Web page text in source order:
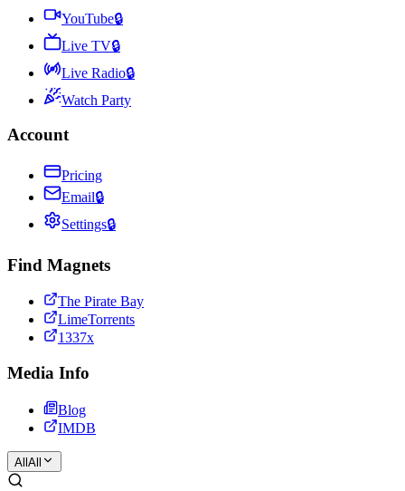
YouTube🔒
Live TV🔒
Live Radio🔒
Watch Party
Account
Pricing
Email🔒
Settings🔒
Find Magnets
The Pirate Bay
LimeTorrents
1337x
Media Info
Blog
IMDB
All All